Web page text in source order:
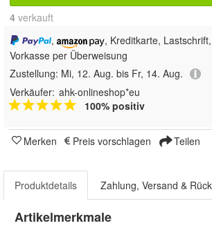
4 verkauft
,
, Kreditkarte,
Vorkasse per Überweisung
Zustellung: Mi, 12. Aug. bis Fr, 14. Aug.
Verkäufer: ahk-onlineshop*eu
100% positiv
Merken Preis vorschlagen Teilen
Produktdetails Zahlung, Versand &
Artikelmerkmale